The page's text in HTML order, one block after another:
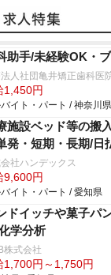
助手/未経験OK・
人社団亀井矯正歯科医
1,450円
イト・パート / 神奈川県
施設ベッド等の搬
発・短期・長期/日
社ハンデックス
9,600円
イト・パート / 愛知県
ドイッチや菓子パ
学分析
株式会社
1,700円～1,750円